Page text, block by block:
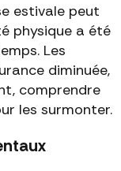
estivale peut
physique a été
Les
diminuée,
comprendre
les surmonter.